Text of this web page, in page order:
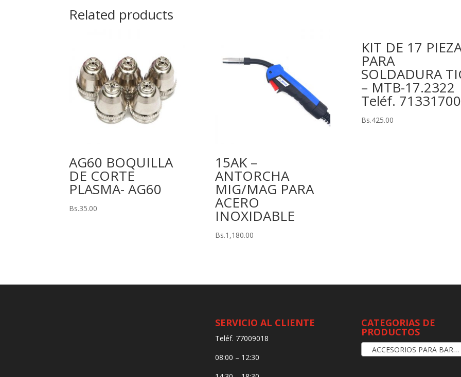
Related products
AG60 BOQUILLA
DE CORTE
PLASMA- AG60
Bs.35.00
15AK –
ANTORCHA
MIG/MAG PARA
ACERO
INOXIDABLE
Bs.1,180.00
KIT DE 17
PARA
SOLDADURA
– MTB-17.2322
Teléf. 71331700
Bs.425.00
SERVICIO AL CLIENTE
Teléf. 77009018
08:00 – 12:30
CATEGORIAS DE
PRODUCTOS
ACCESORIOS PARA BARANDAS Y PASAMANOS